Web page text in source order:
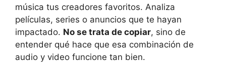
música tus creadores favoritos. Analiza
películas, series o anuncios que te hayan
impactado. No se trata de copiar, sino de
entender qué hace que esa combinación de
audio y video funcione tan bien.